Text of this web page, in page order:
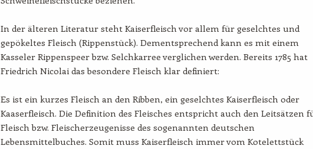
In der älteren Literatur steht Kaiserfleisch vor allem für geselchtes und
gepökeltes Fleisch (Rippenstück). Dementsprechend kann es mit einem
Kasseler Rippenspeer bzw. Selchkarree verglichen werden. Bereits 1785 hat
Friedrich Nicolai das besondere Fleisch klar definiert:
Es ist ein kurzes Fleisch an den Ribben, ein geselchtes Kaiserfleisch oder
Kaaserfleisch. Die Definition des Fleisches entspricht auch den Leitsätzen
Fleisch bzw. Fleischerzeugenisse des sogenannten deutschen
Lebensmittelbuches. Somit muss Kaiserfleisch immer vom Kotelettstück